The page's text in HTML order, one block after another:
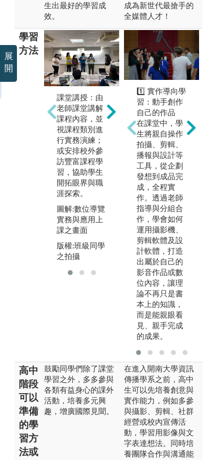
生出最好的學習成
效。
成為新世代最搶手的
全媒體人才！
學習
方法
課堂講授：由
老師課堂講解
課程內容，並
視課程類別進
行實務演練；
或安排校外參
訪豐富課程學
習，協助學生
開拓眼界與職
涯探索。
圖解:數位導覽
實務與應用上
課之畫面
版權:班級同學
之拍攝
實務練習：以
實務技能訓練
為主，安排行
銷企劃演練，
累積學生的就
業實力。
圖解:實務練習
版權:系上網站
資源
1️⃣ 實作導向學
習：動手創作
自己的作品
在課堂中，學
生將親自操作
拍攝、剪輯、
播報與設計等
工具，從企劃
發想到成品完
成，全程實
作。透過老師
指導與分組合
作，學會如何
運用攝影機、
剪輯軟體及設
計軟體，打造
出屬於自己的
影音作品或數
位內容，讓理
論不再只是書
本上的知識，
而是能親眼看
見、親手完成
的成果。
高中
階段
可以
準備
的學
習方
法或
鼓勵同學們除了課堂
學習之外，多多參與
各類有益身心的課外
活動，培養多元興
趣，增廣國際見聞。
在進入開南大學資訊
傳播學系之前，高中
生可以先培養創意與
實作能力，例如多參
與攝影、剪輯、社群
經營或校內宣傳活
動，學習用影像與文
字表達想法。同時培
養團隊合作與溝通能
展
開